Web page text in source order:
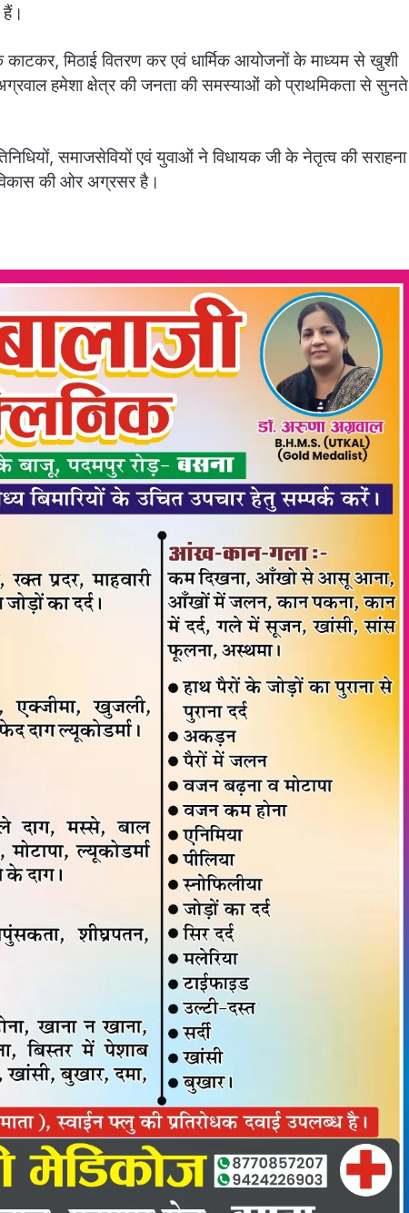
काटकर, मिठाई वितरण कर एवं धार्मिक आयोजनों के माध्यम से खुशी
हमेशा क्षेत्र की जनता की समस्याओं को प्राथमिकता से सुनते
समाजसेवियों एवं युवाओं ने विधायक जी के नेतृत्व की सराहना
की ओर अग्रसर है।